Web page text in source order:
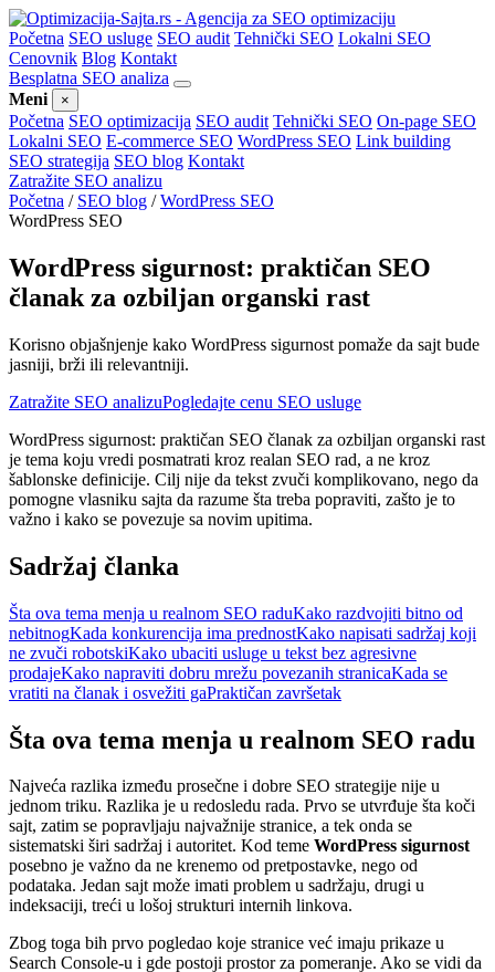
Početna SEO usluge SEO audit Tehnički SEO Lokalni SEO
Cenovnik Blog Kontakt
Besplatna SEO analiza
Meni
×
Početna SEO optimizacija SEO audit Tehnički SEO On-page SEO
Lokalni SEO E-commerce SEO WordPress SEO Link building
SEO strategija SEO blog Kontakt
Zatražite SEO analizu
Početna / SEO blog /WordPress SEO
WordPress SEO
WordPress sigurnost: praktičan SEO
članak za ozbiljan organski rast
Korisno objašnjenje kako WordPress sigurnost pomaže da sajt bude
jasniji, brži ili relevantniji.
Zatražite SEO analizuPogledajte cenu SEO usluge
WordPress sigurnost: praktičan SEO članak za ozbiljan organski rast
je tema koju vredi posmatrati kroz realan SEO rad, a ne kroz
šablonske definicije. Cilj nije da tekst zvuči komplikovano, nego da
pomogne vlasniku sajta da razume šta treba popraviti, zašto je to
važno i kako se povezuje sa novim upitima.
Sadržaj članka
Šta ova tema menja u realnom SEO raduKako razdvojiti bitno od
nebitnogKada konkurencija ima prednostKako napisati sadržaj koji
ne zvuči robotskiKako ubaciti usluge u tekst bez agresivne
prodajeKako napraviti dobru mrežu povezanih stranicaKada se
vratiti na članak i osvežiti gaPraktičan završetak
Šta ova tema menja u realnom SEO radu
Najveća razlika između prosečne i dobre SEO strategije nije u
jednom triku. Razlika je u redosledu rada. Prvo se utvrđuje šta koči
sajt, zatim se popravljaju najvažnije stranice, a tek onda se
sistematski širi sadržaj i autoritet. Kod teme WordPress sigurnost
posebno je važno da ne krenemo od pretpostavke, nego od
podataka. Jedan sajt može imati problem u sadržaju, drugi u
indeksaciji, treći u lošoj strukturi internih linkova.
Zbog toga bih prvo pogledao koje stranice već imaju prikaze u
Search Console-u i gde postoji prostor za pomeranje. Ako se vidi da